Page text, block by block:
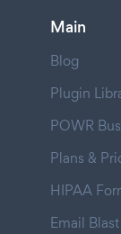
Main
Blog
Plugin
POWR
Plans &
HIPAA
Email Blast